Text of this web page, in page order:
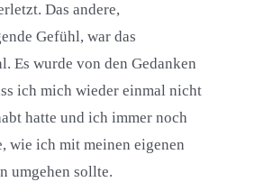
Das andere,
Gefühl, war das
Es wurde von den Gedanken
ich mich wieder einmal nicht
hatte und ich immer noch
wie ich mit meinen eigenen
umgehen sollte.